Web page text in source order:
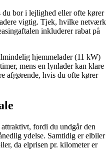
du bor i lejlighed eller ofte kører
vigtig. Tjek, hvilke netværk
inkluderer rabat på
hjemmelader (11 kW)
mens en lynlader kan klare
afgørende, hvis du ofte kører
fordi du undgår den
ydelse. Samtidig er elbiler
da elprisen pr. kilometer er